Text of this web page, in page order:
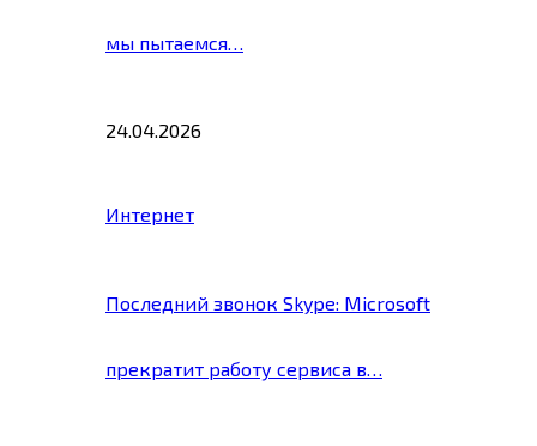
мы пытаемся…
24.04.2026
Интернет
Последний звонок Skype: Microsoft
прекратит работу сервиса в…